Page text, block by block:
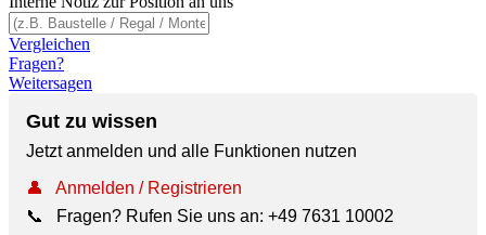
Vergleichen
Fragen?
Weitersagen
Gut zu wissen
Jetzt anmelden und alle Funktionen nutzen
👤
Anmelden / Registrieren
📞
Fragen? Rufen Sie uns an: +49 7631 10002